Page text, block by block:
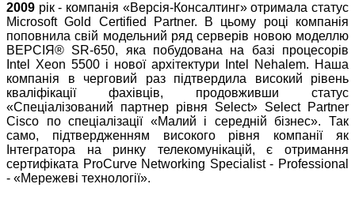
2009 рік - компанія «Версія-Консалтинг» отримала статус
Microsoft Gold Certified Partner. В цьому році компанія
поповнила свій модельний ряд серверів новою моделлю
ВЕРСІЯ® SR-650, яка побудована на базі процесорів
Intel Xeon 5500 і нової архітектури Intel Nehalem. Наша
компанія в черговий раз підтвердила високий рівень
кваліфікації фахівців, продовживши статус
«Спеціалізований партнер рівня Select» Select Partner
Cisco по спеціалізації «Малий і середній бізнес». Так
само, підтвердженням високого рівня компанії як
Інтегратора на ринку телекомунікацій, є отримання
сертифіката ProCurve Networking Specialist - Professional
- «Мережеві технології».